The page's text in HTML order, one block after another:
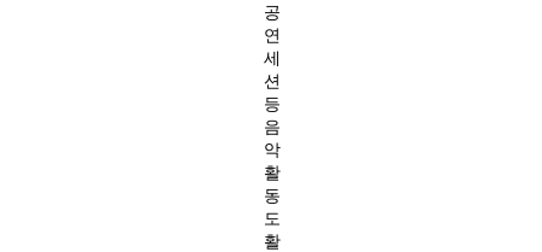
공
연
세
션
등
음
악
활
동
도
활